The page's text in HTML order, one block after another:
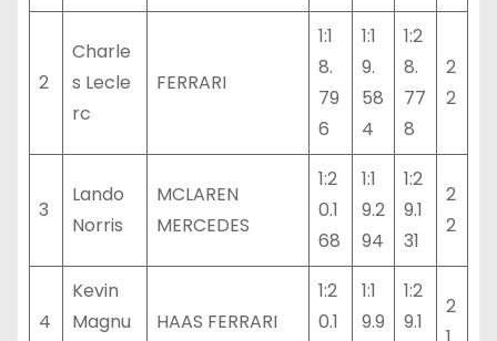
2
Charle
s Lecle
rc
FERRARI
1:1
8.
79
6
1:1
9.
58
4
1:2
8.
77
8
2
2
3
Lando
Norris
MCLAREN
MERCEDES
1:2
0.1
68
1:1
9.2
94
1:2
9.1
31
2
2
4
Kevin
Magnu
HAAS FERRARI
1:2
0.1
1:1
9.9
1:2
9.1
2